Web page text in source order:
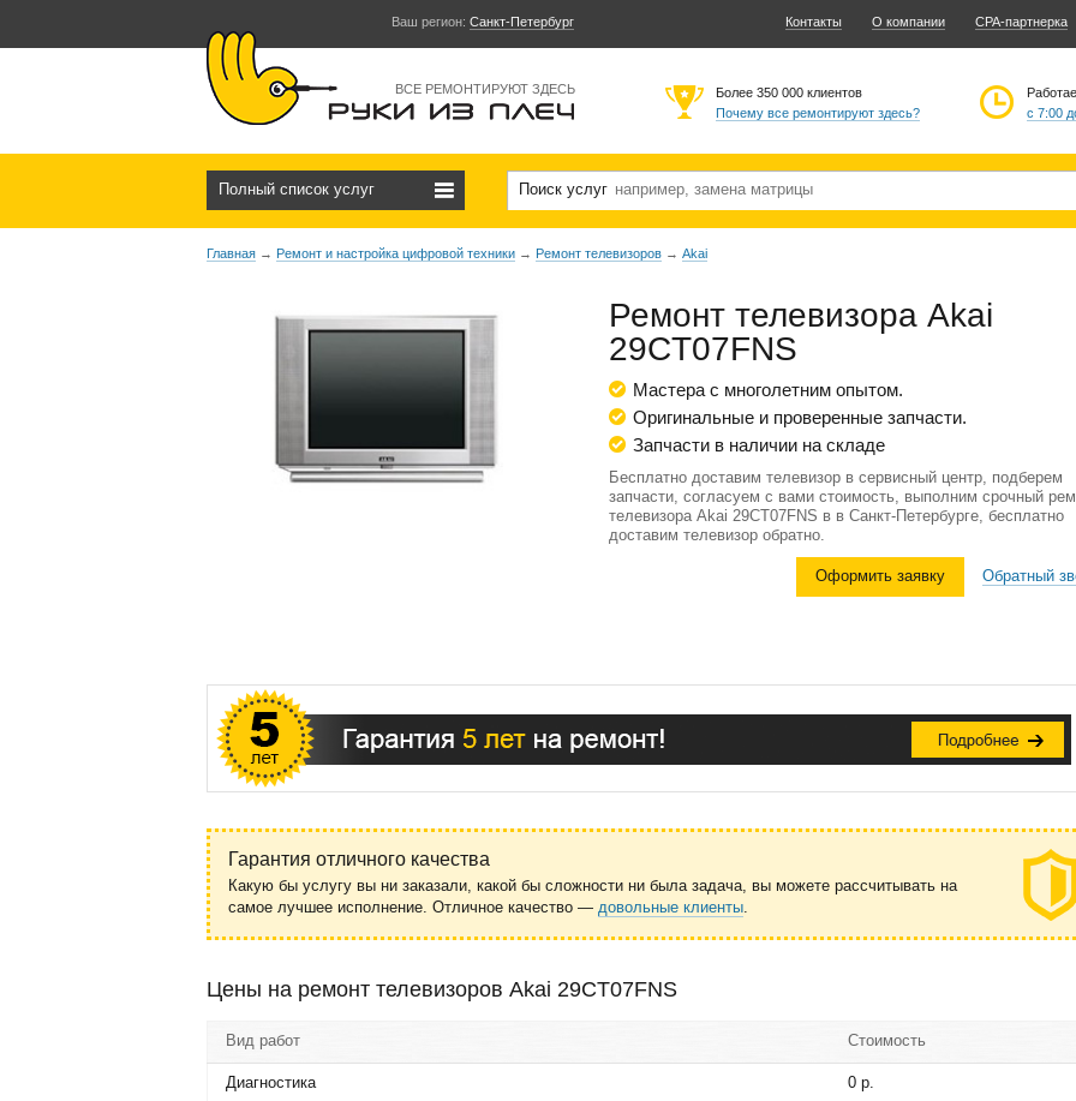
Ваш регион: Санкт-Петербург Контакты О компании CPA-партнерка
ВСЕ РЕМОНТИРУЮТ ЗДЕСЬ
с 7:00
Более 350 000 клиентов
Почему все ремонтируют здесь?
Полный список услуг Поиск услуг
Главная → Ремонт и настройка цифровой техники → Ремонт телевизоров → Akai
Ремонт телевизора Akai
29CT07FNS
Мастера с многолетним опытом.
Оригинальные и проверенные запчасти.
Запчасти в наличии на складе
Бесплатно доставим телевизор в сервисный центр, подберем
запчасти, согласуем с вами стоимость, выполним срочный
телевизора Akai 29CT07FNS в в Санкт-Петербурге, бесплатно
доставим телевизор обратно.
Оформить заявку Обратный
Гарантия отличного качества
Какую бы услугу вы ни заказали, какой бы сложности ни была задача, вы можете рассчитывать на
самое лучшее исполнение. Отличное качество — довольные клиенты.
Цены на ремонт телевизоров Akai 29CT07FNS
Вид работ Стоимость
Диагностика 0 р.